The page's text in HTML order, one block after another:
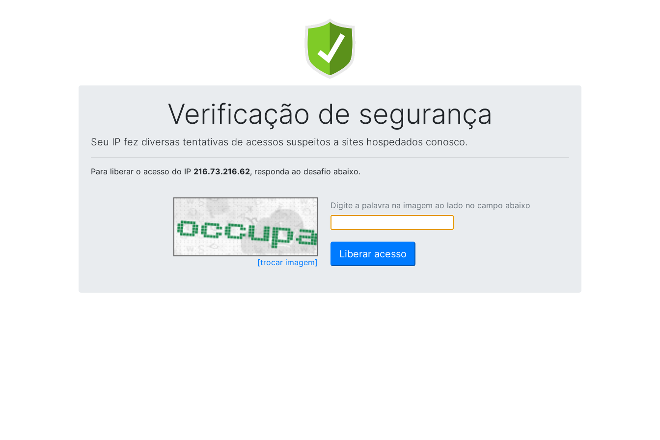
Verificação de segurança
Seu IP fez diversas tentativas de acessos suspeitos a sites hospedados conosco.
Para liberar o acesso do IP 216.73.216.62, responda ao desafio abaixo.
[trocar imagem]
Digite a palavra na imagem ao lado no campo abaixo